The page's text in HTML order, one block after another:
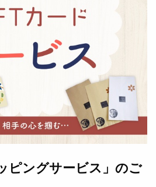
ピングサービス」のご